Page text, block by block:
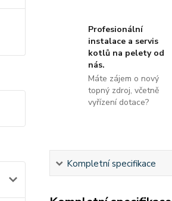
Profesionální
instalace a servis
kotlů na pelety od
nás.
Máte zájem o nový
topný zdroj, včetně
vyřízení dotace?
Kompletní specifikace